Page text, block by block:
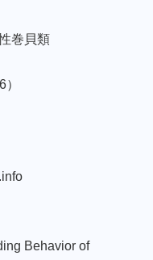
巻貝類
Behavior of